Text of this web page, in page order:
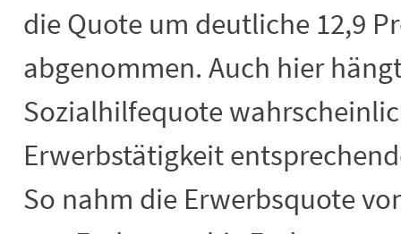
die Quote um deutliche 12,9
abgenommen. Auch hier
Sozialhilfequote
Erwerbstätigkeit
So nahm die Erwerbsquote